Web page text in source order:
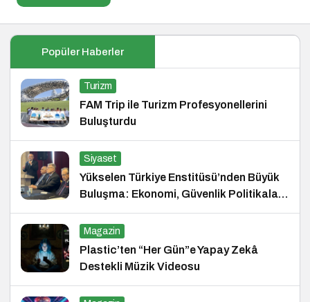
Popüler Haberler
Turizm
FAM Trip ile Turizm Profesyonellerini
Buluşturdu
Siyaset
Yükselen Türkiye Enstitüsü’nden Büyük
Buluşma: Ekonomi, Güvenlik Politikaları
ve Hukuk Konferansı
Magazin
Plastic’ten “Her Gün”e Yapay Zekâ
Destekli Müzik Videosu